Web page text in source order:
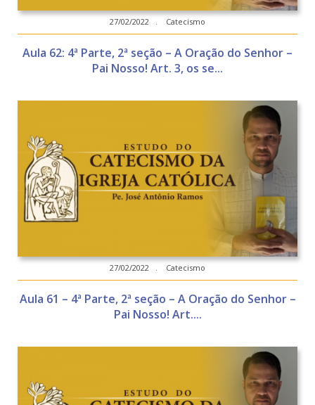
27/02/2022 . Catecismo
Aula 62: 4ª Parte, 2ª seção – A Oração do Senhor –
Pai Nosso! Art. 3, os se...
27/02/2022 . Catecismo
Aula 61 – 4ª Parte, 2ª seção – A Oração do Senhor –
Pai Nosso! Art....